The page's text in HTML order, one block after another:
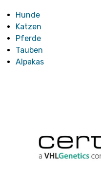
Hunde
Katzen
Pferde
Tauben
Alpakas